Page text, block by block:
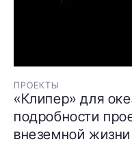
ПРОЕКТЫ
«Клипер» для
подробности
внеземной жизни